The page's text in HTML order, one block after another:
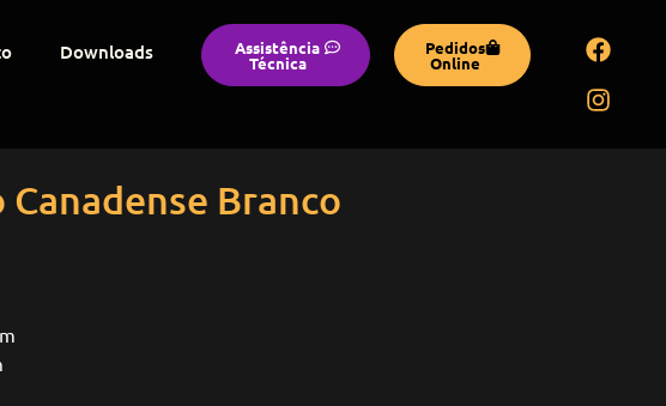
Downloads Assistência
Técnica
Pedidos
Online
Canadense Branco